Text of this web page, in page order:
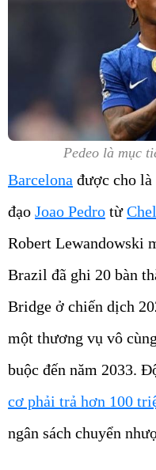
Pedeo là mục
Barcelona được cho là
đạo Joao Pedro từ
Robert Lewandowski
Brazil đã ghi 20 bàn
Bridge ở chiến dịch
một thương vụ vô
buộc đến năm 2033.
cơ phải trả hơn 100
ngân sách chuyển